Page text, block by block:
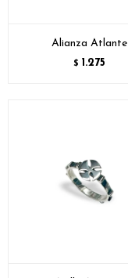
Alianza Atlante
$ 1.275